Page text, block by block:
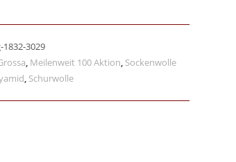
1832-3029
, Meilenweit 100 Aktion, Sockenwolle
, Schurwolle